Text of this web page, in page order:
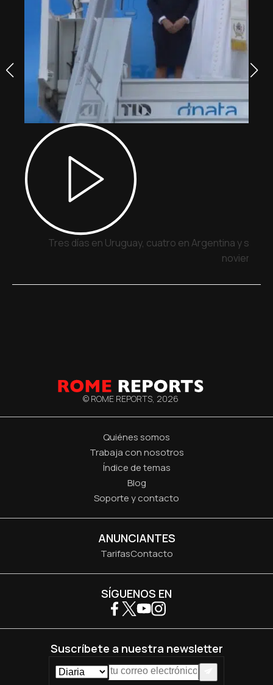
Tres días en Uruguay, cuatro en Argentina y siete
noviembre
© ROME REPORTS, 2026
Quiénes somos
Trabaja con nosotros
Índice de temas
Blog
Soporte y contacto
ANUNCIANTES
TarifasContacto
SÍGUENOS EN
Suscríbete a nuestra newsletter